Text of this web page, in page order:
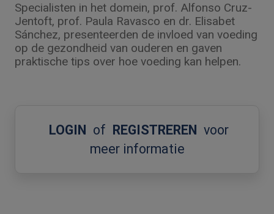
Specialisten in het domein, prof. Alfonso Cruz-
Jentoft, prof. Paula Ravasco en dr. Elisabet
Sánchez, presenteerden de invloed van voeding
op de gezondheid van ouderen en gaven
praktische tips over hoe voeding kan helpen.
LOGIN of REGISTREREN voor
meer informatie